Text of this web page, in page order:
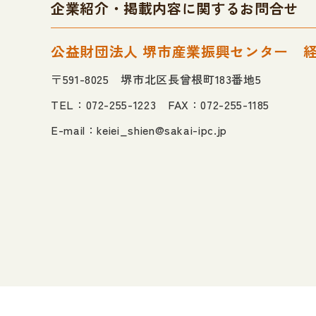
企業紹介・掲載内容に関するお問合せ
公益財団法人 堺市産業振興センター
〒591-8025 堺市北区長曾根町183番地5
TEL：072-255-1223 FAX：072-255-1185
E-mail：keiei_shien@sakai-ipc.jp